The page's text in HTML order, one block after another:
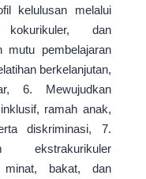
kelulusan melalui
kokurikuler, dan
mutu pembelajaran
berkelanjutan,
6. Mewujudkan
ramah anak,
diskriminasi, 7.
ekstrakurikuler
minat, bakat, dan